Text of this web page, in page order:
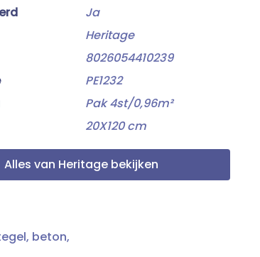
Ja
Heritage
8026054410239
PE1232
Pak 4st/0,96m²
20X120 cm
Alles van Heritage bekijken
beton,